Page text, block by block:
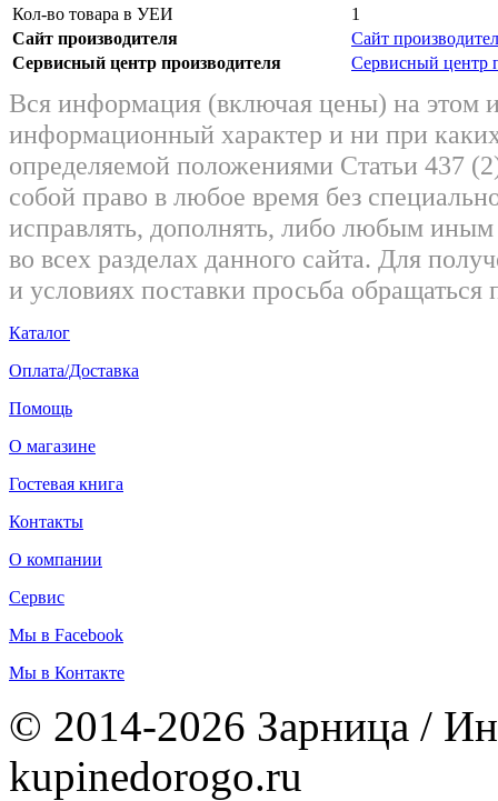
Кол-во товара в УЕИ
1
Сайт производителя
Сайт
Сервисный центр производителя
Сервисный центр
Вся информация (включая цены) на этом
информационный характер и ни при
определяемой положениями Статьи 437
собой право в любое время без
исправлять, дополнять, либо любым
во всех разделах данного сайта. Для
и условиях поставки просьба
Каталог
Оплата/Доставка
Помощь
О магазине
Гостевая книга
Контакты
О компании
Сервис
Мы в Facebook
Мы в Контакте
© 2014-2026 Зарница /
kupinedorogo.ru